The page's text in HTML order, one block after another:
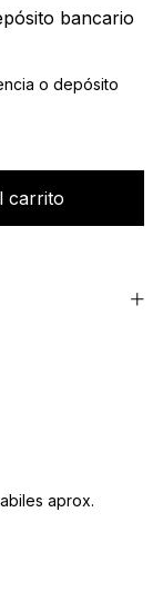
bancario
o depósito
aprox.